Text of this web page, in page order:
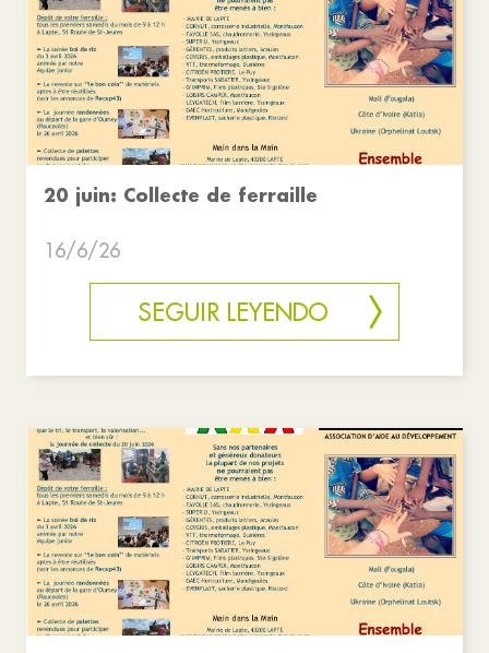
20 juin: Collecte de ferraille
16/6/26
SEGUIR LEYENDO